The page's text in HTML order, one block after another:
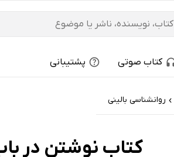
کتاب صوتی پشتیبانی
› روانشناسی بالینی
کتاب نوشتن در